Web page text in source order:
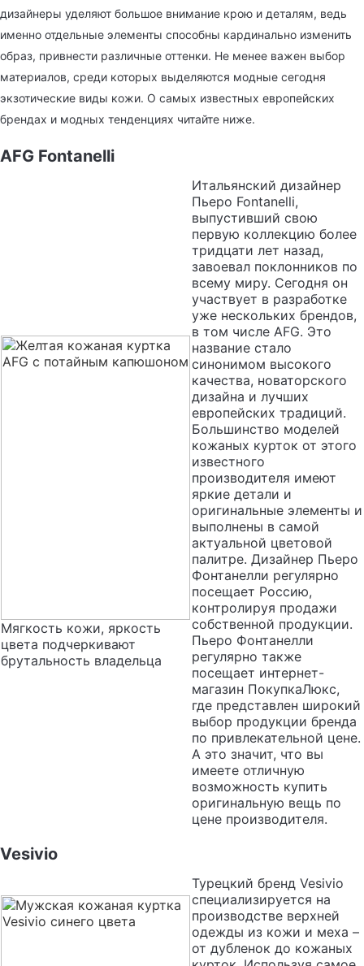
дизайнеры уделяют большое внимание крою и деталям, ведь
именно отдельные элементы способны кардинально изменить
образ, привнести различные оттенки. Не менее важен выбор
материалов, среди которых выделяются модные сегодня
экзотические виды кожи. О самых известных европейских
брендах и модных тенденциях читайте ниже.
AFG Fontanelli
Мягкость кожи, яркость
цвета подчеркивают
брутальность владельца
Итальянский дизайнер
Пьеро Fontanelli,
выпустивший свою
первую коллекцию более
тридцати лет назад,
завоевал поклонников по
всему миру. Сегодня он
участвует в разработке
уже нескольких брендов,
в том числе AFG. Это
название стало
синонимом высокого
качества, новаторского
дизайна и лучших
европейских традиций.
Большинство моделей
кожаных курток от этого
известного
производителя имеют
яркие детали и
оригинальные элементы и
выполнены в самой
актуальной цветовой
палитре. Дизайнер Пьеро
Фонтанелли регулярно
посещает Россию,
контролируя продажи
собственной продукции.
Пьеро Фонтанелли
регулярно также
посещает интернет-
магазин ПокупкаЛюкс,
где представлен широкий
выбор продукции бренда
по привлекательной цене.
А это значит, что вы
имеете отличную
возможность купить
оригинальную вещь по
цене производителя.
Vesivio
Турецкий бренд Vesivio
специализируется на
производстве верхней
одежды из кожи и меха –
от дубленок до кожаных